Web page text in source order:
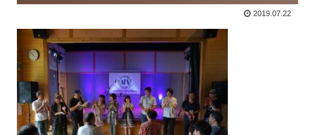
2019.07.22